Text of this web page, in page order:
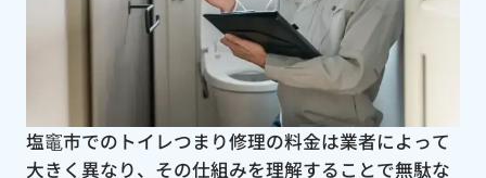
塩竈市でのトイレつまり修理の料金は業者によって
大きく異なり、その仕組みを理解することで無駄な